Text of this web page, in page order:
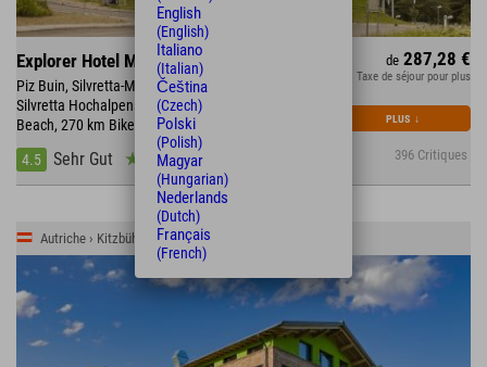
Explorer Hotel Montafon
Piz Buin, Silvretta-Montafon mit 300 km Skipiste •
Silvretta Hochalpenstraße • direkt am Mountain
Beach, 270 km Bikestrecke
4.5
Sehr Gut 396 Critiques
de 287,28 €
Taxe de séjour pour plus
PLUS ↓
Autriche › Kitzbühler Alpen › St. Johann
English
(English)
Italiano
(Italian)
Čeština
(Czech)
Polski
(Polish)
Magyar
(Hungarian)
Nederlands
(Dutch)
Français
(French)